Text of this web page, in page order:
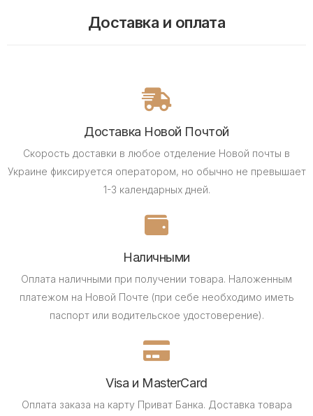
Доставка и оплата
Доставка Новой Почтой
Скорость доставки в любое отделение Новой почты в
Украине фиксируется оператором, но обычно не превышает
1-3 календарных дней.
Наличными
Оплата наличными при получении товара. Наложенным
платежом на Новой Почте (при себе необходимо иметь
паспорт или водительское удостоверение).
Visa и MasterCard
Оплата заказа на карту Приват Банка. Доставка товара